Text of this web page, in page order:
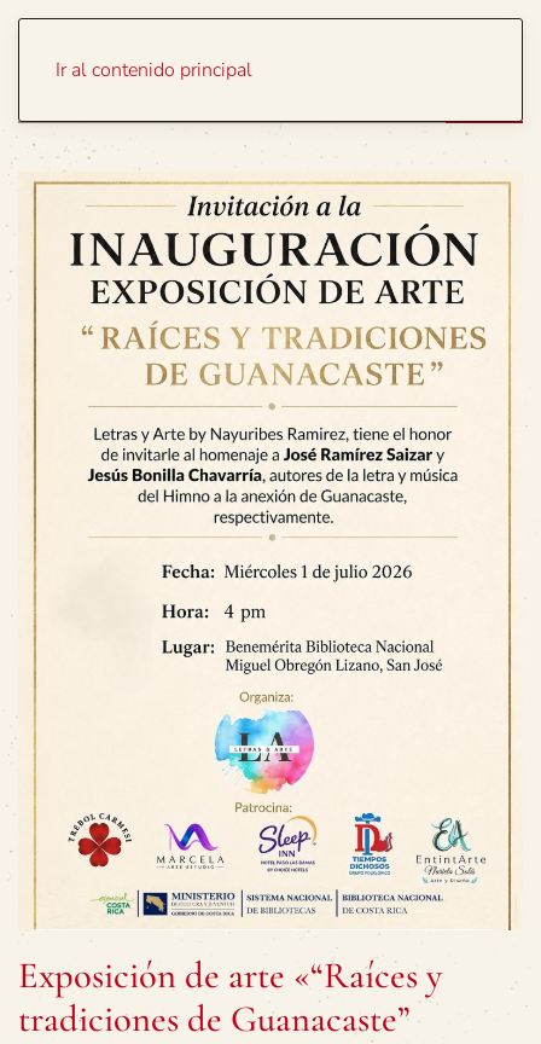
Ir al contenido principal
Exposición de arte «“Raíces y
tradiciones de Guanacaste”